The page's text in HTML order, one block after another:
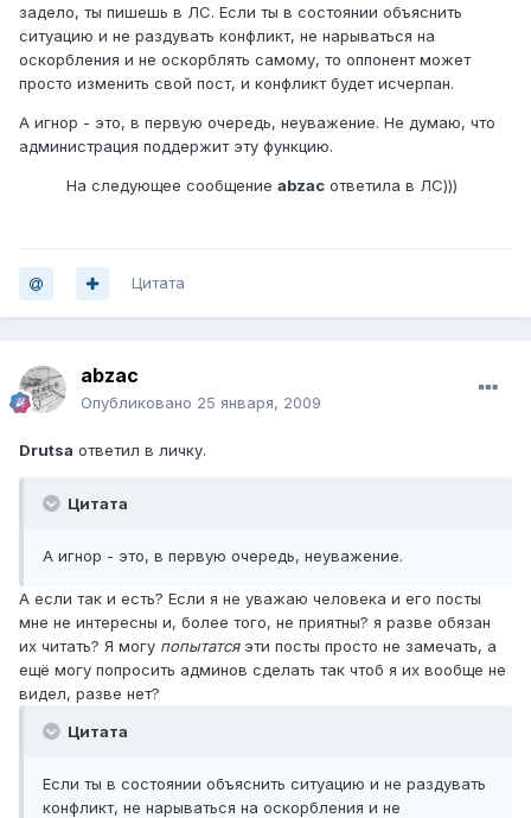
задело, ты пишешь в ЛС. Если ты в состоянии объяснить
ситуацию и не раздувать конфликт, не нарываться на
оскорбления и не оскорблять самому, то оппонент может
просто изменить свой пост, и конфликт будет исчерпан.
А игнор - это, в первую очередь, неуважение. Не думаю, что
администрация поддержит эту функцию.
На следующее сообщение abzac ответила в ЛС)))
Цитата
abzac
Опубликовано 25 января, 2009
Drutsa ответил в личку.
Цитата
А игнор - это, в первую очередь, неуважение.
А если так и есть? Если я не уважаю человека и его посты
мне не интересны и, более того, не приятны? я разве обязан
их читать? Я могу попытатсяэти посты просто не замечать, а
ещё могу попросить админов сделать так чтоб я их вообще не
видел, разве нет?
Цитата
Если ты в состоянии объяснить ситуацию и не раздувать
конфликт, не нарываться на оскорбления и не